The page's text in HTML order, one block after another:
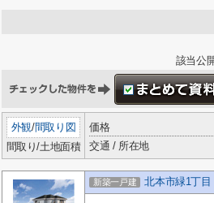
該当公
外観/間取り図
間取り/土地面積
価格
交通 / 所在地
新築一戸建 北本市緑1丁